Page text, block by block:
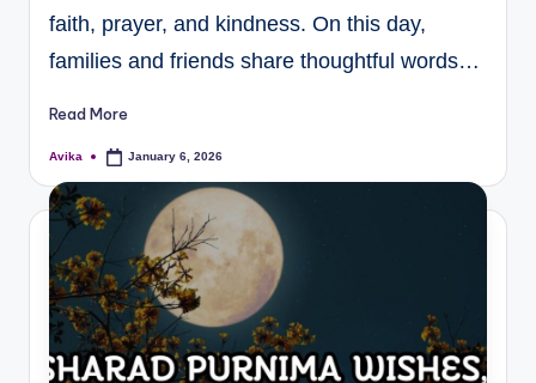
faith, prayer, and kindness. On this day,
families and friends share thoughtful words…
Read More
Avika January 6, 2026